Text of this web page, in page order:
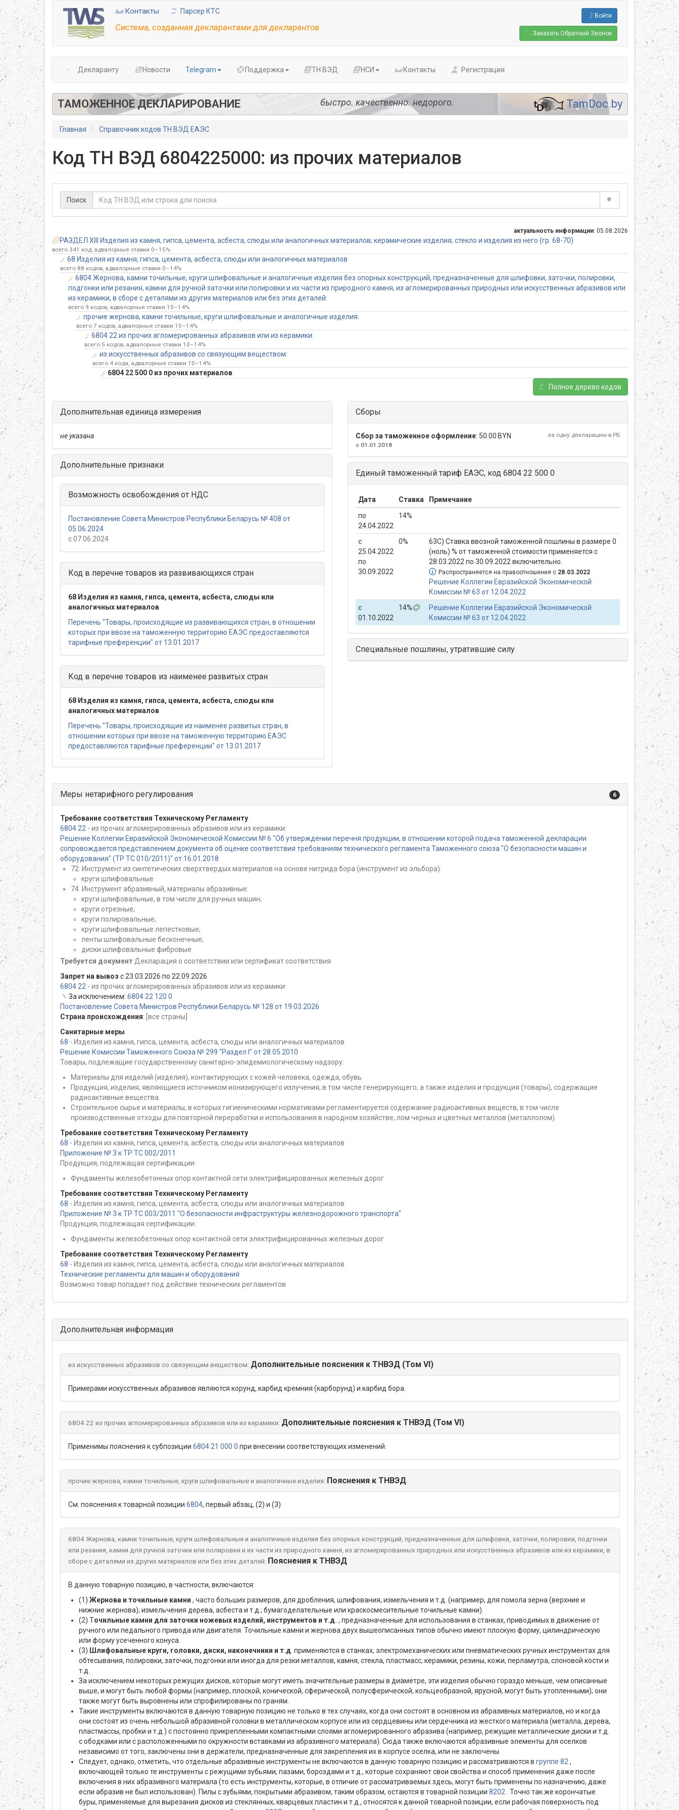
Перейти
к
основному
содержанию
Контакты Парсер КТС
Система, созданная декларантами для декларантов
Войти
Заказать Обратный Звонок
Декларанту Новости Telegram Поддержка ТН ВЭД НСИ Контакты Регистрация
ТАМОЖЕННОЕ ДЕКЛАРИРОВАНИЕ TamDoc.by
быстро. качественно. недорого.
Главная Справочник кодов ТН ВЭД ЕАЭС
Код ТН ВЭД 6804225000: из прочих материалов
Поиск
актуальность информации: 05.08.2026
РАЗДЕЛ XIII Изделия из камня, гипса, цемента, асбеста, слюды или аналогичных материалов; керамические изделия; стекло и изделия из него (гр. 68-70)
всего 341 код, адвалорные ставки 0–15%
68 Изделия из камня, гипса, цемента, асбеста, слюды или аналогичных материалов
всего 88 кодов, адвалорные ставки 0–14%
6804 Жернова, камни точильные, круги шлифовальные и аналогичные изделия без опорных конструкций, предназначенные для шлифовки, заточки, полировки,
подгонки или резания, камни для ручной заточки или полировки и их части из природного камня, из агломерированных природных или искусственных абразивов или
из керамики, в сборе с деталями из других материалов или без этих деталей:
всего 9 кодов, адвалорные ставки 10–14%
прочие жернова, камни точильные, круги шлифовальные и аналогичные изделия:
всего 7 кодов, адвалорные ставки 10–14%
6804 22 из прочих агломерированных абразивов или из керамики:
всего 5 кодов, адвалорные ставки 10–14%
из искусственных абразивов со связующим веществом:
всего 4 кода, адвалорные ставки 10–14%
6804 22 500 0 из прочих материалов
Полное дерево кодов
Дополнительная единица измерения
не указана
Дополнительные признаки
Возможность освобождения от НДС
Постановление Совета Министров Республики Беларусь № 408 от
05.06.2024
с 07.06.2024
Код в перечне товаров из развивающихся стран
68 Изделия из камня, гипса, цемента, асбеста, слюды или
аналогичных материалов
Перечень "Товары, происходящие из развивающихся стран, в отношении
которых при ввозе на таможенную территорию ЕАЭС предоставляются
тарифные преференции" от 13.01.2017
Код в перечне товаров из наименее развитых стран
68 Изделия из камня, гипса, цемента, асбеста, слюды или
аналогичных материалов
Перечень "Товары, происходящие из наименее развитых стран, в
отношении которых при ввозе на таможенную территорию ЕАЭС
предоставляются тарифные преференции" от 13.01.2017
Сборы
Сбор за таможенное оформление: 50.00 BYN
за одну декларацию в РБ
с 01.01.2018
Единый таможенный тариф ЕАЭС, код 6804 22 500 0
Дата Ставка
Примечание
по
24.04.2022
14%
с
25.04.2022
по
30.09.2022
0%
63С) Ставка ввозной таможенной пошлины в размере 0
(ноль) % от таможенной стоимости применяется с
28.03.2022 по 30.09.2022 включительно.
Распространяется на правоотношения с 28.03.2022
Решение Коллегии Евразийской Экономической
Комиссии № 63 от 12.04.2022
с
01.10.2022
14%
Решение Коллегии Евразийской Экономической
Комиссии № 63 от 12.04.2022
Специальные пошлины, утратившие силу
Меры нетарифного регулирования 6
Требование соответствия Техническому Регламенту
6804 22 - из прочих агломерированных абразивов или из керамики:
Решение Коллегии Евразийской Экономической Комиссии № 6 "Об утверждении перечня продукции, в отношении которой подача таможенной декларации
сопровождается представлением документа об оценке соответствия требованиям технического регламента Таможенного союза "О безопасности машин и
оборудования" (ТР ТС 010/2011)" от 16.01.2018
72. Инструмент из синтетических сверхтвердых материалов на основе нитрида бора (инструмент из эльбора):
круги шлифовальные
74. Инструмент абразивный, материалы абразивные:
круги шлифовальные, в том числе для ручных машин;
круги отрезные;
круги полировальные;
круги шлифовальные лепестковые;
ленты шлифовальные бесконечные;
диски шлифовальные фибровые
Требуется документ Декларация о соответствии или сертификат соответствия
Запрет на вывоз с 23.03.2026 по 22.09.2026
6804 22 - из прочих агломерированных абразивов или из керамики:
За исключением: 6804 22 120 0
Постановление Совета Министров Республики Беларусь № 128 от 19.03.2026
Страна происхождения: [все страны]
Санитарные меры
68 - Изделия из камня, гипса, цемента, асбеста, слюды или аналогичных материалов
Решение Комиссии Таможенного Союза № 299 "Раздел I" от 28.05.2010
Товары, подлежащие государственному санитарно-эпидемиологическому надзору:
Материалы для изделий (изделия), контактирующих с кожей человека, одежда, обувь.
Продукция, изделия, являющиеся источником ионизирующего излучения, в том числе генерирующего, а также изделия и продукция (товары), содержащие
радиоактивные вещества.
Строительное сырье и материалы, в которых гигиеническими нормативами регламентируется содержание радиоактивных веществ, в том числе
производственные отходы для повторной переработки и использования в народном хозяйстве, лом черных и цветных металлов (металлолом).
Требование соответствия Техническому Регламенту
68 - Изделия из камня, гипса, цемента, асбеста, слюды или аналогичных материалов
Приложение № 3 к ТР ТС 002/2011
Продукция, подлежащая сертификации:
Фундаменты железобетонных опор контактной сети электрифицированных железных дорог
Требование соответствия Техническому Регламенту
68 - Изделия из камня, гипса, цемента, асбеста, слюды или аналогичных материалов
Приложение № 3 к ТР ТС 003/2011 "О безопасности инфраструктуры железнодорожного транспорта"
Продукция, подлежащая сертификации:
Фундаменты железобетонных опор контактной сети электрифицированных железных дорог
Требование соответствия Техническому Регламенту
68 - Изделия из камня, гипса, цемента, асбеста, слюды или аналогичных материалов
Технические регламенты для машин и оборудования
Возможно товар попадает под действие технических регламентов
Дополнительная информация
из искусственных абразивов со связующим веществом: Дополнительные пояснения к ТНВЭД (Том VI)
Примерами искусственных абразивов являются корунд, карбид кремния (карборунд) и карбид бора.
6804 22 из прочих агломерированных абразивов или из керамики: Дополнительные пояснения к ТНВЭД (Том VI)
Применимы пояснения к субпозиции 6804 21 000 0 при внесении соответствующих изменений.
прочие жернова, камни точильные, круги шлифовальные и аналогичные изделия: Пояснения к ТНВЭД
См. пояснения к товарной позиции 6804, первый абзац, (2) и (3)
6804 Жернова, камни точильные, круги шлифовальные и аналогичные изделия без опорных конструкций, предназначенные для шлифовки, заточки, полировки, подгонки
или резания, камни для ручной заточки или полировки и их части из природного камня, из агломерированных природных или искусственных абразивов или из керамики, в
сборе с деталями из других материалов или без этих деталей: Пояснения к ТНВЭД
В данную товарную позицию, в частности, включаются:
(1) Жернова и точильные камни , часто больших размеров, для дробления, шлифования, измельчения и т.д. (например, для помола зерна (верхние и
нижние жернова); измельчения дерева, асбеста и т.д.; бумагоделательные или краскосмесительные точильные камни).
(2) Точильные камни для заточки ножевых изделий, инструментов и т.д. , предназначенные для использования в станках, приводимых в движение от
ручного или педального привода или двигателя. Точильные камни и жернова двух вышеописанных типов обычно имеют плоскую форму, цилиндрическую
или форму усеченного конуса.
(3) Шлифовальные круги, головки, диски, наконечники и т.д . применяются в станках, электромеханических или пневматических ручных инструментах для
обтесывания, полировки, заточки, подгонки или иногда для резки металлов, камня, стекла, пластмасс, керамики, резины, кожи, перламутра, слоновой кости и
т.д.
За исключением некоторых режущих дисков, которые могут иметь значительные размеры в диаметре, эти изделия обычно гораздо меньше, чем описанные
выше, и могут быть любой формы (например, плоской, конической, сферической, полусферической, кольцеобразной, ярусной, могут быть утопленными); они
также могут быть выровнены или спрофилированы по граням.
Такие инструменты включаются в данную товарную позицию не только в тех случаях, когда они состоят в основном из абразивных материалов, но и когда
они состоят из очень небольшой абразивной головки в металлическом корпусе или из сердцевины или сердечника из жесткого материала (металла, дерева,
пластмассы, пробки и т.д.) с постоянно прикрепленными компактными слоями агломерированного абразива (например, режущие металлические диски и т.д.
с ободками или с расположенными по окружности вставками из абразивного материала). Сюда также включаются абразивные элементы для оселков
независимо от того, заключены они в держатели, предназначенные для закрепления их в корпусе оселка, или не заключены.
Следует, однако, отметить, что отдельные абразивные инструменты не включаются в данную товарную позицию и рассматриваются в группе 82 ,
включающей только те инструменты с режущими зубьями, пазами, бороздами и т.д., которые сохраняют свои свойства и способ применения даже после
включения в них абразивного материала (то есть инструменты, которые, в отличие от рассматриваемых здесь, могут быть применены по назначению, даже
если абразив не был использован). Пилы с зубьями, покрытыми абразивом, таким образом, остаются в товарной позиции 8202 . Точно так же корончатые
буры, применяемые для вырезания дисков из стеклянных, кварцевых пластин и т.д., относятся к данной товарной позиции, если рабочая поверхность под